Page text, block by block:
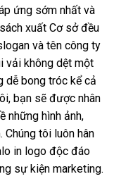
ứng sớm nhất và
xuất Cơ sở đều
và tên công ty
vải không dệt một
dễ bong tróc kể cả
bạn sẽ được nhân
những hình ảnh,
Chúng tôi luôn hân
in logo độc đáo
sự kiện marketing.